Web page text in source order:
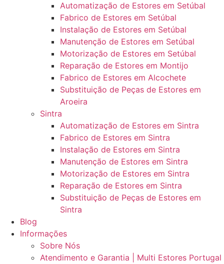
Automatização de Estores em Setúbal
Fabrico de Estores em Setúbal
Instalação de Estores em Setúbal
Manutenção de Estores em Setúbal
Motorização de Estores em Setúbal
Reparação de Estores em Montijo
Fabrico de Estores em Alcochete
Substituição de Peças de Estores em
Aroeira
Sintra
Automatização de Estores em Sintra
Fabrico de Estores em Sintra
Instalação de Estores em Sintra
Manutenção de Estores em Sintra
Motorização de Estores em Sintra
Reparação de Estores em Sintra
Substituição de Peças de Estores em
Sintra
Blog
Informações
Sobre Nós
Atendimento e Garantia | Multi Estores Portugal